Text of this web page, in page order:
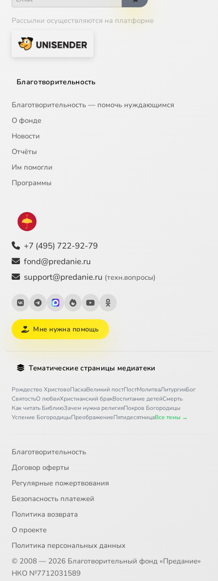
Рассылки осуществляются на платформе
Благотворительность
Благотворительность — помочь нуждающимся
О фонде
Новости
Отчёты
Им помогли
Программы
+7 (495) 722-92-79
fond@predanie.ru
support@predanie.ru (техн.вопросы)
Мне нужна помощь
Тематические страницы медиатеки
Рождество ХристовоПасхаВеликий постПостМолитваЛитургияБог
СвятостьО любвиХристианский бракВоспитание детейСмерть
Как читать БиблиюЗачем нужна религияПокров Богородицы
Успение БогородицыПреображениеПятидесятницаВсе темы →
Благотворительность
Договор оферты
Регулярные пожертвования
Безопасность платежей
Политика возврата
О проекте
Политика персональных данных
© 2008 — 2026 Благотворительный фонд «Предание»
НКО №7712031589